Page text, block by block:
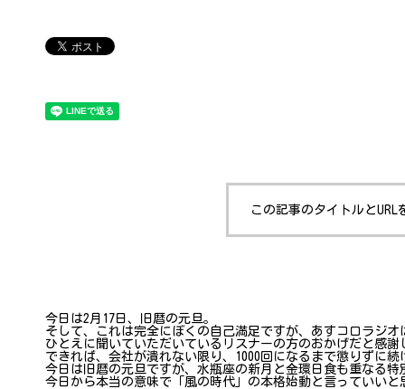
この記事のタイトルとURL
今日は2月17日、旧暦の元旦。
そして、これは完全にぼくの自己満足ですが、あすコロラジ
ひとえに聞いていただいているリスナーの方のおかげだと感謝
できれば、会社が潰れない限り、1000回になるまで懲りずに
今日は旧暦の元旦ですが、水瓶座の新月と金環日食も重なる特
今日から本当の意味で「風の時代」の本格始動と言っていいと